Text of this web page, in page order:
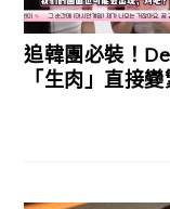
追韓團必裝！
「生肉」直接